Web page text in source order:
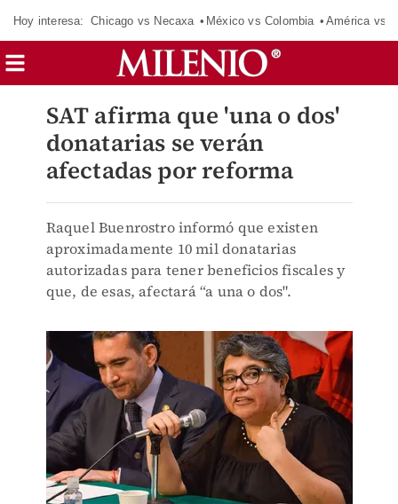
Hoy interesa: Chicago vs Necaxa México vs Colombia América vs
SAT afirma que 'una o dos'
donatarias se verán
afectadas por reforma
Raquel Buenrostro informó que existen
aproximadamente 10 mil donatarias
autorizadas para tener beneficios fiscales y
que, de esas, afectará “a una o dos".